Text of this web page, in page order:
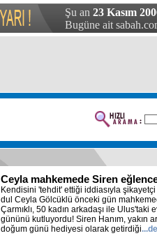
Şu an 23 Kasım
Bugüne ait
Ceyla mahkemede Siren
Kendisini 'tehdit' ettiği iddiasıyla
dul Ceyla Gölcüklü önceki gün
Çarmıklı, 50 kadın arkadaşı ile Ulus'taki
gününü kutluyordu! Siren Hanım, yakın
doğum günü hediyesi olarak getirdiği